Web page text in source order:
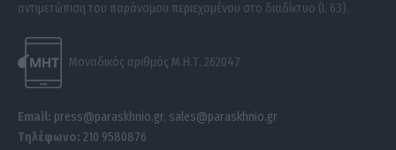
αντιμετώπιση του παράνομου περιεχομένου στο διαδίκτυο (L 63).
Μοναδικός αριθμός Μ.Η.Τ. 262047
Email: press@paraskhnio.gr, sales@paraskhnio.gr
Τηλέφωνο: 210 9580876